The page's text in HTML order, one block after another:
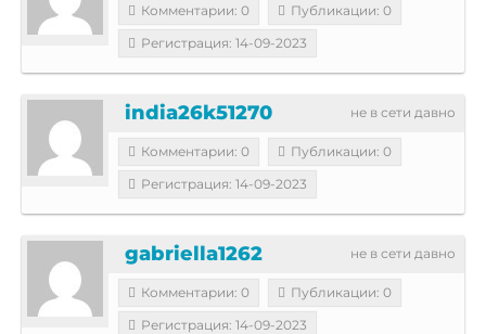
Комментарии: 0
Публикации: 0
Регистрация: 14-09-2023
не в сети давно
india26k51270
Комментарии: 0
Публикации: 0
Регистрация: 14-09-2023
не в сети давно
gabriella1262
Комментарии: 0
Публикации: 0
Регистрация: 14-09-2023